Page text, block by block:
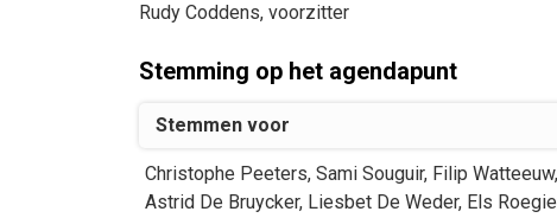
Rudy Coddens, voorzitter
Stemming op het agendapunt
Stemmen voor
Christophe Peeters, Sami Souguir, Filip Watteeuw,
Astrid De Bruycker, Liesbet De Weder, Els